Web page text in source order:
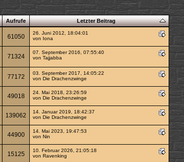
Aufrufe Letzter Beitrag
61050
26. Juni 2012, 18:04:01
von Iona
71324
07. September 2016, 07:55:40
von Tajjabba
77172
03. September 2017, 14:05:22
von Die Drachenzwinge
49018
24. Mai 2018, 23:26:59
von Die Drachenzwinge
139062
14. Januar 2019, 18:42:37
von Die Drachenzwinge
44900
14. Mai 2023, 19:47:53
von Nin
15125
10. Februar 2026, 21:05:18
von Ravenking